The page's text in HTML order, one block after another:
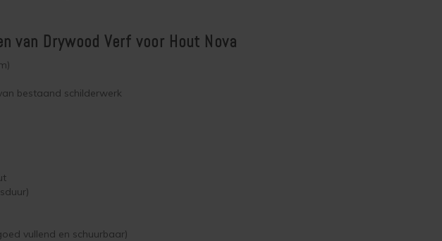
van Drywood Verf voor Hout Nova
bestaand schilderwerk
vullend en schuurbaar)